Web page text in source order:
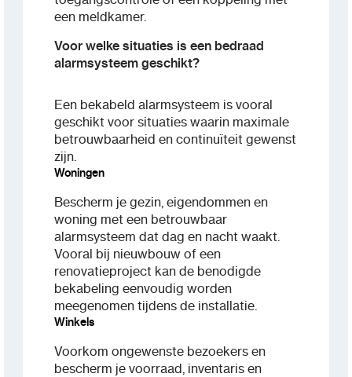
een meldkamer.
Voor welke situaties is een bedraad
alarmsysteem geschikt?
Een bekabeld alarmsysteem is vooral
geschikt voor situaties waarin maximale
betrouwbaarheid en continuïteit gewenst
zijn.
Woningen
Bescherm je gezin, eigendommen en
woning met een betrouwbaar
alarmsysteem dat dag en nacht waakt.
Vooral bij nieuwbouw of een
renovatieproject kan de benodigde
bekabeling eenvoudig worden
meegenomen tijdens de installatie.
Winkels
Voorkom ongewenste bezoekers en
bescherm je voorraad, inventaris en